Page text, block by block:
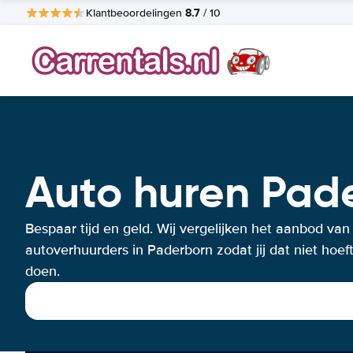
Klantbeoordelingen 8.7 / 10
Auto huren
Bespaar tijd en geld. Wij vergelijken het aanbod van
autoverhuurders in Paderborn zodat jij dat niet
doen.